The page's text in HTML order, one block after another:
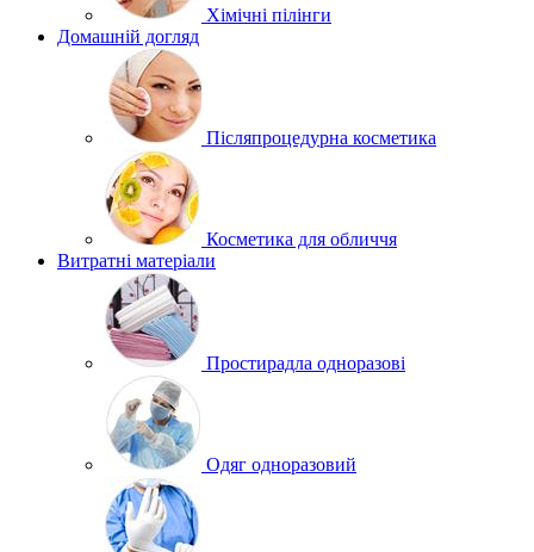
Хімічні пілінги
Домашній догляд
Післяпроцедурна косметика
Косметика для обличчя
Витратні матеріали
Простирадла одноразові
Одяг одноразовий